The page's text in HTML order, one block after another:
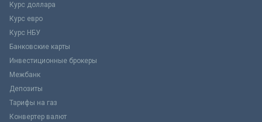
Курс доллара
Курс евро
Курс НБУ
Банковские карты
Инвестиционные брокеры
Межбанк
Депозиты
Тарифы на газ
Конвертер валют